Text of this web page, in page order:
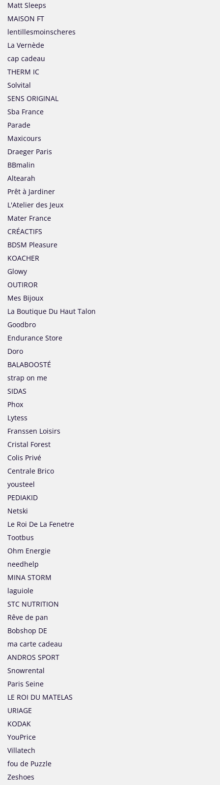
Matt Sleeps
MAISON FT
lentillesmoinscheres
La Vernède
cap cadeau
THERM IC
Solvital
SENS ORIGINAL
Sba France
Parade
Maxicours
Draeger Paris
BBmalin
Altearah
Prêt à Jardiner
L'Atelier des Jeux
Mater France
CRÉACTIFS
BDSM Pleasure
KOACHER
Glowy
OUTIROR
Mes Bijoux
La Boutique Du Haut Talon
Goodbro
Endurance Store
Doro
BALABOOSTÉ
strap on me
SIDAS
Phox
Lytess
Franssen Loisirs
Cristal Forest
Colis Privé
Centrale Brico
yousteel
PEDIAKID
Netski
Le Roi De La Fenetre
Tootbus
Ohm Energie
needhelp
MINA STORM
laguiole
STC NUTRITION
Rêve de pan
Bobshop DE
ma carte cadeau
ANDROS SPORT
Snowrental
Paris Seine
LE ROI DU MATELAS
URIAGE
KODAK
YouPrice
Villatech
fou de Puzzle
Zeshoes